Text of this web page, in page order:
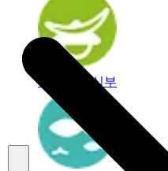
센다이 중심부